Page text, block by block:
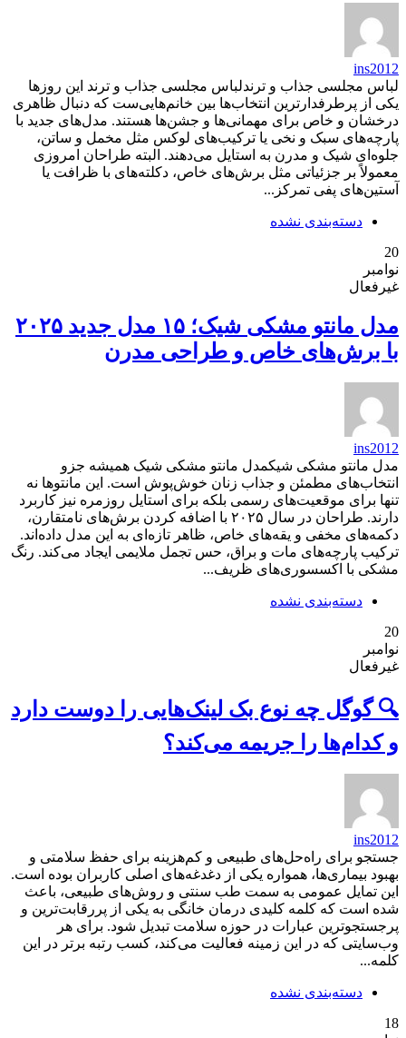
ins2012
لباس مجلسی جذاب و ترندلباس مجلسی جذاب و ترند این روزها
یکی از پرطرفدارترین انتخاب‌ها بین خانم‌هایی‌ست که دنبال ظاهری
درخشان و خاص برای مهمانی‌ها و جشن‌ها هستند. مدل‌های جدید با
پارچه‌های سبک و نخی یا ترکیب‌های لوکس مثل مخمل و ساتن،
جلوه‌ای شیک و مدرن به استایل می‌دهند. البته طراحان امروزی
معمولاً بر جزئیاتی مثل برش‌های خاص، دکلته‌های با ظرافت یا
آستین‌های پفی تمرکز...
دسته‌بندی نشده
20
نوامبر
غیرفعال
مدل مانتو مشکی شیک؛ ۱۵ مدل جدید ۲۰۲۵
با برش‌های خاص و طراحی مدرن
ins2012
مدل مانتو مشکی شیکمدل مانتو مشکی شیک همیشه جزو
انتخاب‌های مطمئن و جذاب زنان خوش‌پوش است. این مانتوها نه
تنها برای موقعیت‌های رسمی بلکه برای استایل روزمره نیز کاربرد
دارند. طراحان در سال ۲۰۲۵ با اضافه کردن برش‌های نامتقارن،
دکمه‌های مخفی و یقه‌های خاص، ظاهر تازه‌ای به این مدل داده‌اند.
ترکیب پارچه‌های مات و براق، حس تجمل ملایمی ایجاد می‌کند. رنگ
مشکی با اکسسوری‌های ظریف...
دسته‌بندی نشده
20
نوامبر
غیرفعال
🔍 گوگل چه نوع بک لینک‌هایی را دوست دارد
و کدام‌ها را جریمه می‌کند؟
ins2012
جستجو برای راه‌حل‌های طبیعی و کم‌هزینه برای حفظ سلامتی و
بهبود بیماری‌ها، همواره یکی از دغدغه‌های اصلی کاربران بوده است.
این تمایل عمومی به سمت طب سنتی و روش‌های طبیعی، باعث
شده است که کلمه کلیدی درمان خانگی به یکی از پررقابت‌ترین و
پرجستجوترین عبارات در حوزه سلامت تبدیل شود. برای هر
وب‌سایتی که در این زمینه فعالیت می‌کند، کسب رتبه برتر در این
کلمه...
دسته‌بندی نشده
18